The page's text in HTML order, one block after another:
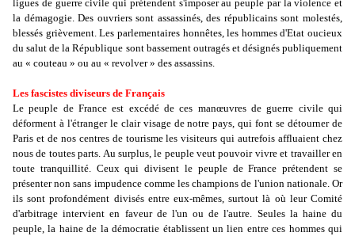
ligues de guerre civile qui prétendent s'imposer au peuple par la violence et
la démagogie. Des ouvriers sont assassinés, des républicains sont molestés,
blessés grièvement. Les parlementaires honnêtes, les hommes d'Etat oucieux
du salut de la République sont bassement outragés et désignés publiquement
au « couteau » ou au « revolver » des assassins.
Les fascistes diviseurs de Français
Le peuple de France est excédé de ces manœuvres de guerre civile qui
déforment à l'étranger le clair visage de notre pays, qui font se détourner de
Paris et de nos centres de tourisme les visiteurs qui autrefois affluaient chez
nous de toutes parts. Au surplus, le peuple veut pouvoir vivre et travailler en
toute tranquillité. Ceux qui divisent le peuple de France prétendent se
présenter non sans impudence comme les champions de l'union nationale. Or
ils sont profondément divisés entre eux-mêmes, surtout là où leur Comité
d'arbitrage intervient en faveur de l'un ou de l'autre. Seules la haine du
peuple, la haine de la démocratie établissent un lien entre ces hommes qui